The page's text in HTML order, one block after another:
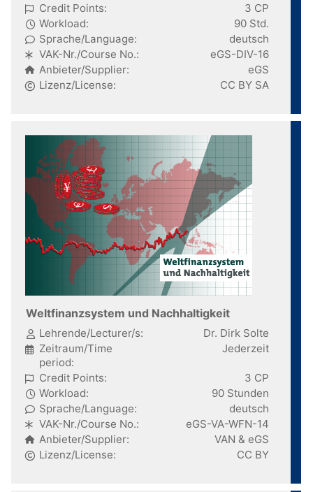
Credit Points:
3 CP
Workload:
90 Std.
Sprache/Language:
deutsch
VAK-Nr./Course No.:
eGS-DIV-16
Anbieter/Supplier:
eGS
Lizenz/License:
CC BY SA
Weltfinanzsystem und Nachhaltigkeit
Lehrende/Lecturer/s:
Dr. Dirk Solte
Zeitraum/Time
period:
Jederzeit
Credit Points:
3 CP
Workload:
90 Stunden
Sprache/Language:
deutsch
VAK-Nr./Course No.:
eGS-VA-WFN-14
Anbieter/Supplier:
VAN & eGS
Lizenz/License:
CC BY